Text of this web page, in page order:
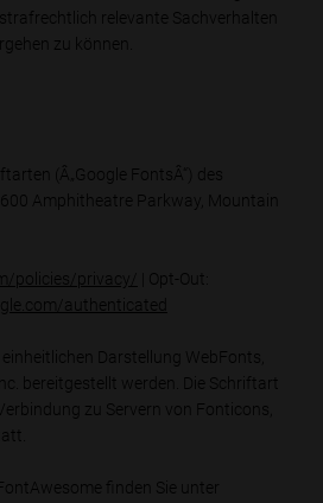
relevante Sachverhalten
zu können.
(Â„Google FontsÂ“) des
Amphitheatre Parkway, Mountain
policies/privacy/
| Opt-Out:
authenticated
einheitlichen Darstellung WebFonts,
bereitgestellt werden. Die Schriftart
zu Servern von Fonticons,
finden Sie unter